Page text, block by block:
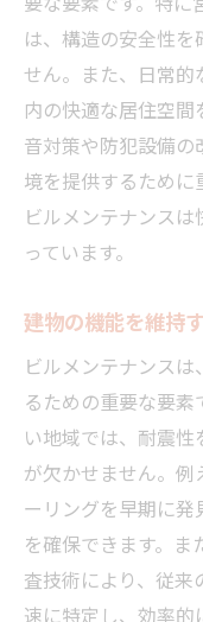
は、構造の安全性を
せん。また、日常的
内の快適な居住空間
音対策や防犯設備
境を提供するために
ビルメンテナンス
っています。
建物の機能を維持
ビルメンテナンス
るための重要な要素
い地域では、耐震
が欠かせません。例
ーリングを早期に発
を確保できます。ま
査技術により、従来
速に特定し、効率的